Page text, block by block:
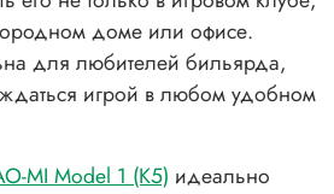
доме или офисе.
для любителей бильярда,
игрой в любом удобном
MI Model 1 (К5) идеально